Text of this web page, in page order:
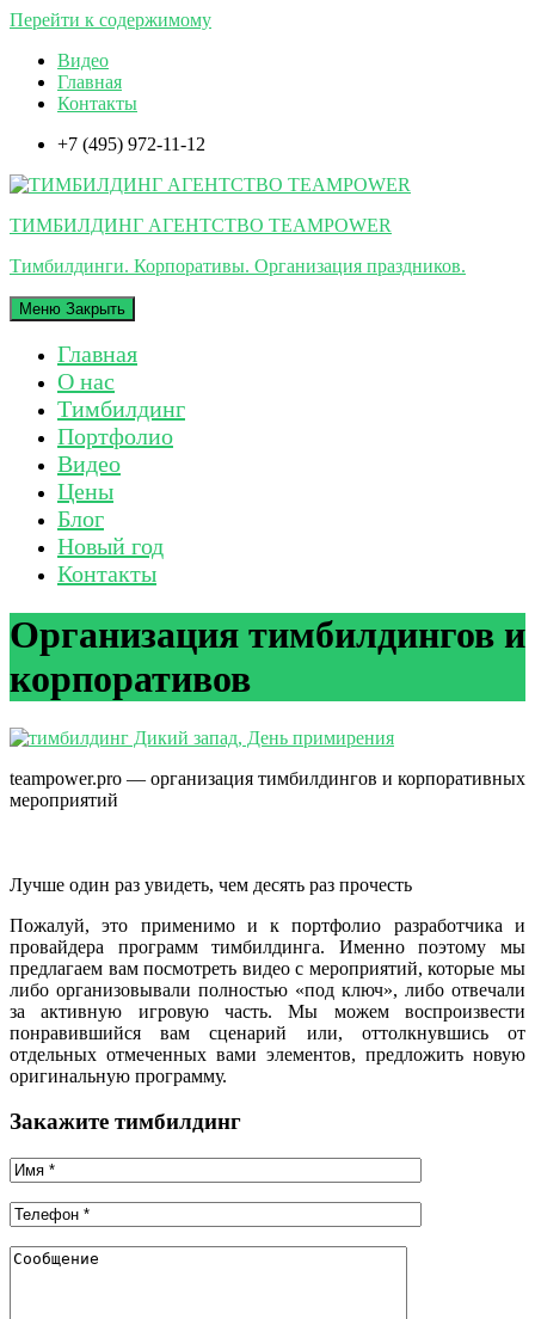
Перейти к содержимому
Видео
Главная
Контакты
+7 (495) 972-11-12
ТИМБИЛДИНГ АГЕНТСТВО TEAMPOWER
Тимбилдинги. Корпоративы. Организация праздников.
Меню Закрыть
Главная
О нас
Тимбилдинг
Портфолио
Видео
Цены
Блог
Новый год
Контакты
Организация тимбилдингов и
корпоративов
teampower.pro — организация тимбилдингов и корпоративных
мероприятий
Лучше один раз увидеть, чем десять раз прочесть
Пожалуй, это применимо и к портфолио разработчика и
провайдера программ тимбилдинга. Именно поэтому мы
предлагаем вам посмотреть видео с мероприятий, которые мы
либо организовывали полностью «под ключ», либо отвечали
за активную игровую часть. Мы можем воспроизвести
понравившийся вам сценарий или, оттолкнувшись от
отдельных отмеченных вами элементов, предложить новую
оригинальную программу.
Закажите тимбилдинг